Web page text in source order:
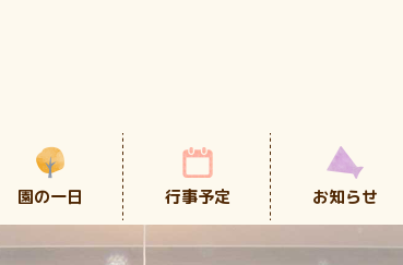
園の一日 行事予定 お知らせ